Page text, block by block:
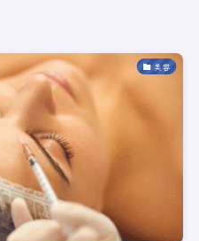
美容